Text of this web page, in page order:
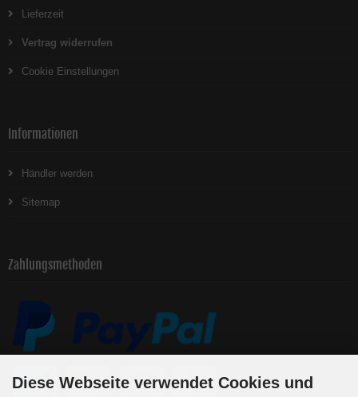
Lieferzeit
Vertrag widerrufen
Cookie Einstellungen
Informationen
Händler werden
Sitemap
Zahlungsmethoden
Diese Webseite verwendet Cookies und